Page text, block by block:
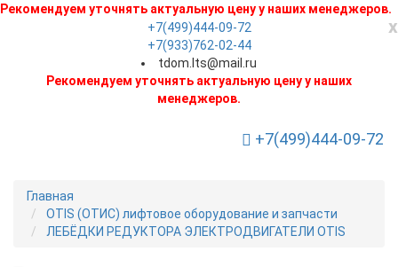
Рекомендуем уточнять актуальную цену у наших менеджеров.
x
+7(499)444-09-72
+7(933)762-02-44
tdom.lts@mail.ru
Рекомендуем уточнять актуальную цену у наших
менеджеров.
+7(499)444-09-72
Toggle Navigation
Главная
OTIS (ОТИС) лифтовое оборудование и запчасти
ЛЕБЁДКИ РЕДУКТОРА ЭЛЕКТРОДВИГАТЕЛИ OTIS